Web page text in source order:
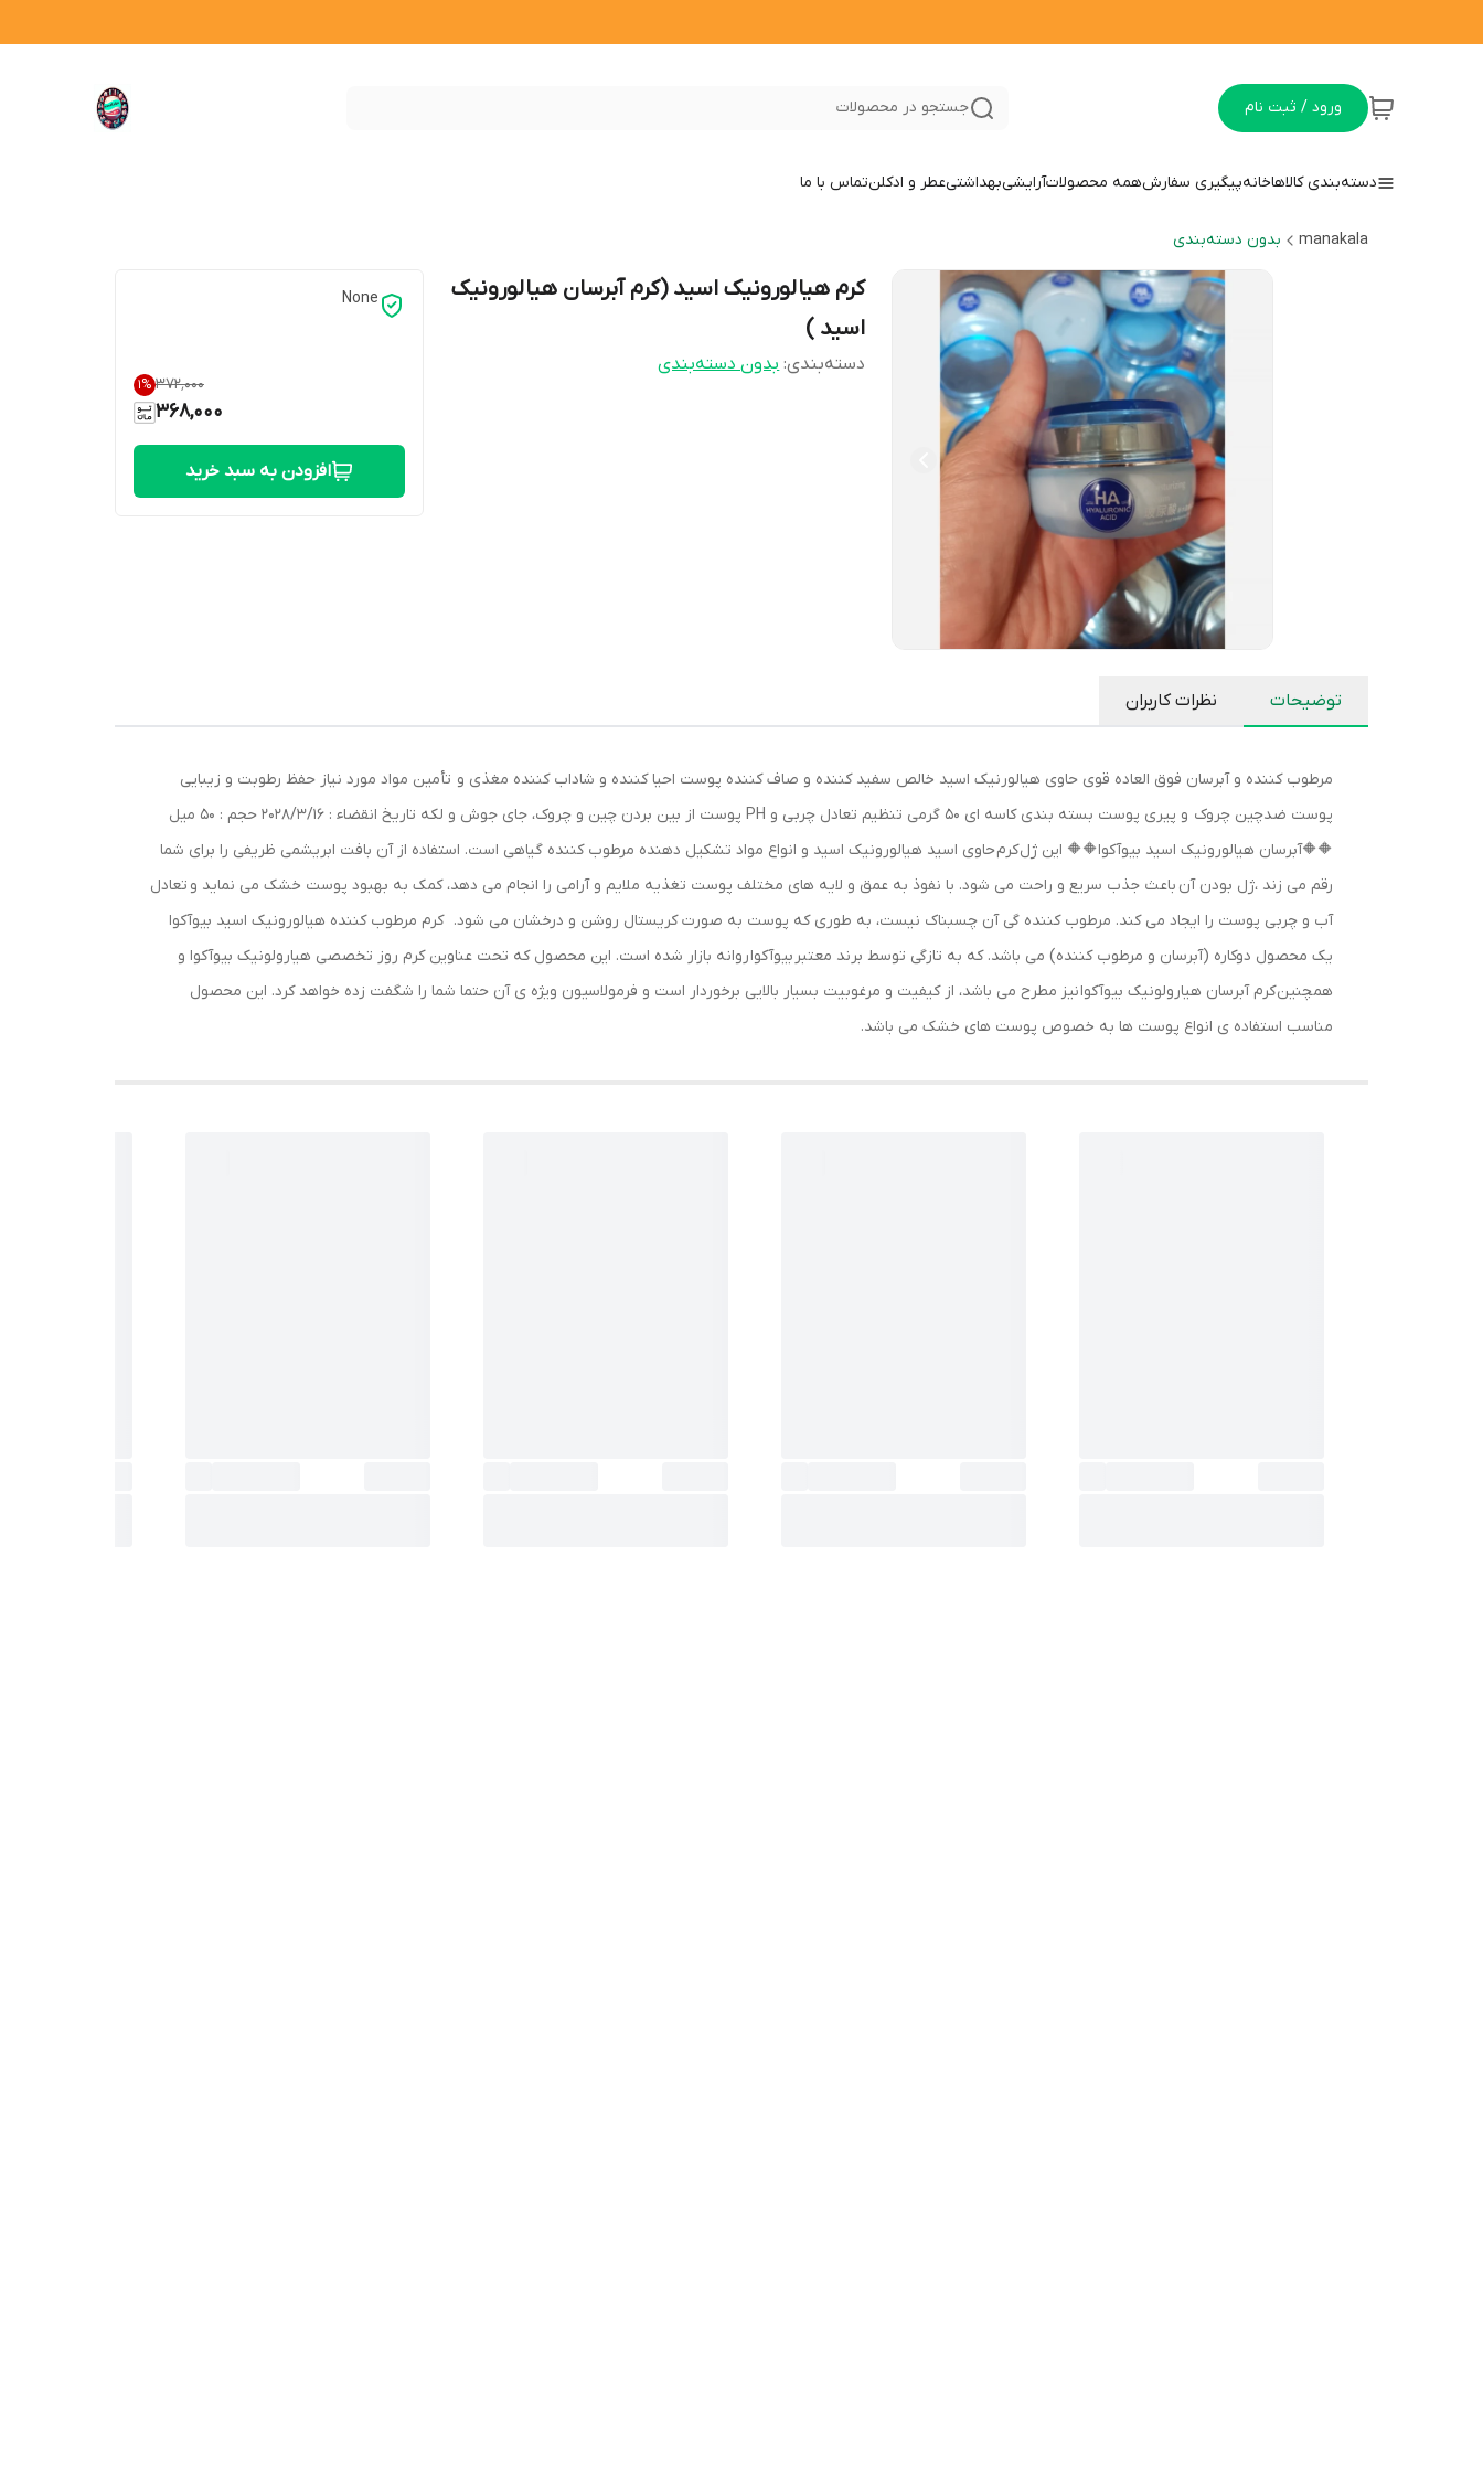
ورود / ثبت نام جستجو در محصولات
دسته‌بندی کالاهاخانهپیگیری سفارشهمه محصولاتآرایشیبهداشتیعطر و ادکلنتماس با ما
manakala بدون دسته‌بندی
کرم هیالورونیک اسید (کرم آبرسان هیالورونیک
اسید )
دسته‌بندی:بدون دسته‌بندی
None
۳۷۲٬۰۰۰ 1%
368,000
افزودن به سبد خرید
توضیحات نظرات کاربران
مرطوب کننده و آبرسان فوق العاده قوی حاوی هیالورنیک اسید خالص سفید کننده و صاف کننده پوست احیا کننده و شاداب کننده مغذی و تأمین مواد مورد نیاز حفظ رطوبت و زیبایی
پوست ضدچین چروک و پیری پوست بسته بندی کاسه ای 50 گرمی تنظیم تعادل چربی و PH پوست از بین بردن چین و چروک، جای جوش و لکه تاریخ انقضاء : 2028/3/16 حجم : 50 میل
🔶🔶آبرسان هیالورونیک اسید بیوآکوا🔶🔶 این ژل کرم حاوی اسید هیالورونیک اسید و انواع مواد تشکیل دهنده مرطوب کننده گیاهی است. استفاده از آن بافت ابریشمی ظریفی را برای شما
رقم می زند ،ژل بودن آن باعث جذب سریع و راحت می شود. با نفوذ به عمق و لایه های مختلف پوست تغذیه ملایم و آرامی را انجام می دهد، کمک به بهبود پوست خشک می نماید و تعادل
آب و چربی پوست را ایجاد می کند. مرطوب کننده گی آن چسبناک نیست، به طوری که پوست به صورت کریستال روشن و درخشان می شود. کرم مرطوب کننده هیالورونیک اسید بیوآکوا
یک محصول دوکاره (آبرسان و مرطوب کننده) می باشد. که به تازگی توسط برند معتبر بیوآکوا روانه بازار شده است. این محصول که تحت عناوین کرم روز تخصصی هیارولونیک بیوآکوا و
همچنین کرم آبرسان هیارولونیک بیوآکوا نیز مطرح می باشد، از کیفیت و مرغوبیت بسیار بالایی برخوردار است و فرمولاسیون ویژه ی آن حتما شما را شگفت زده خواهد کرد. این محصول
مناسب استفاده ی انواع پوست ها به خصوص پوست های خشک می باشد.